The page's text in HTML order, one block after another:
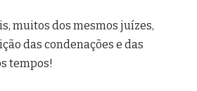
muitos dos mesmos juízes,
das condenações e das
tempos!